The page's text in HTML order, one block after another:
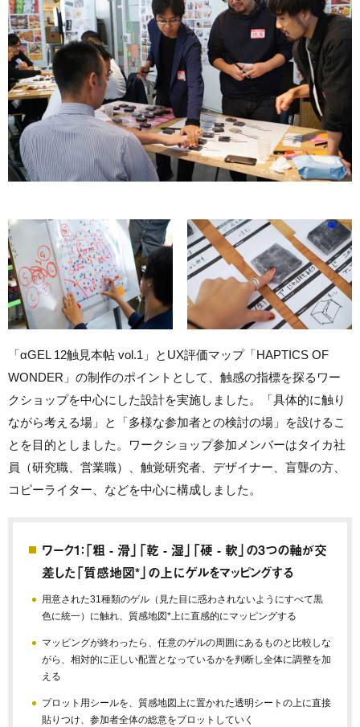
「αGEL 12触見本帖 vol.1」とUX評価マップ「HAPTICS OF
WONDER」の制作のポイントとして、触感の指標を探るワー
クショップを中心にした設計を実施しました。「具体的に触り
ながら考える場」と「多様な参加者との検討の場」を設けるこ
とを目的としました。ワークショップ参加メンバーはタイカ社
員（研究職、営業職）、触覚研究者、デザイナー、盲聾の方、
コピーライター、などを中心に構成しました。
ワーク1：「粗 - 滑」「乾 - 湿」「硬 - 軟」の3つの軸が交
差した「質感地図*」の上にゲルをマッピングする
用意された31種類のゲル（見た目に惑わされないようにすべて黒
色に統一）に触れ、質感地図*上に直感的にマッピングする
マッピングが終わったら、任意のゲルの周囲にあるものと比較しな
がら、相対的に正しい配置となっているかを判断し全体に調整を加
える
プロット用シールを、質感地図上に置かれた透明シートの上に直接
貼りつけ、参加者全体の総意をプロットしていく